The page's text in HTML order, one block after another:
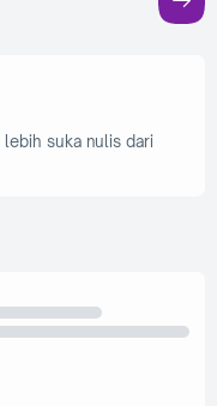
lebih suka nulis dari